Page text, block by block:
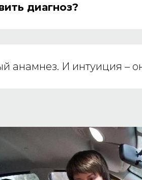
диагноз?
анамнез. И интуиция –